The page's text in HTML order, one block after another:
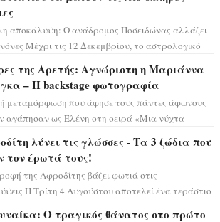
αποκάλυψη: Ο ανάδρομος Ποσειδώνας αλλάζει
Μέχρι τις 12 Δεκεμβρίου, το αστρολογικό
της Αρετής: Αγνώριστη η Μαριάννα
– H backstage φωτογραφία
μεταμόρφωση που άφησε τους πάντες άφωνους
αγάπησαν ως Ελένη στη σειρά «Μια νύχτα
λύνει τις γλώσσες - Τα 3 ζώδια που
τον έρωτά τους!
της Αφροδίτης βάζει φωτιά στις
Η Τρίτη 4 Αυγούστου αποτελεί ένα τεράστιο
Ο τραγικός θάνατος στο πρώτο